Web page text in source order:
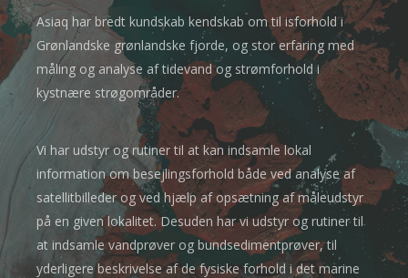
Asiaq har bredt kundskab kendskab om til isforhold i
Grønlandske grønlandske fjorde, og stor erfaring med
måling og analyse af tidevand og strømforhold i
kystnære strøgområder.
Vi har udstyr og rutiner til at kan indsamle lokal
information om besejlingsforhold både ved analyse af
satellitbilleder og ved hjælp af opsætning af måleudstyr
på en given lokalitet. Desuden har vi udstyr og rutiner til
at indsamle vandprøver og bundsedimentprøver, til
yderligere beskrivelse af de fysiske forhold i det marine